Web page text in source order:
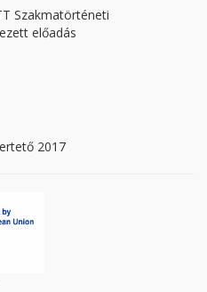
Szakmatörténeti
előadás
2017